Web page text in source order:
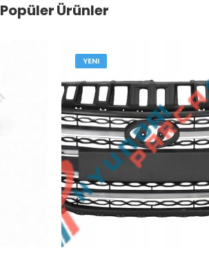
Popüler Ürünler
YENI